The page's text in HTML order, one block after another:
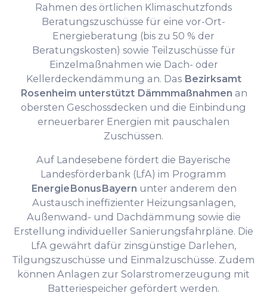
Rahmen des örtlichen Klimaschutzfonds
Beratungszuschüsse für eine vor-Ort-
Energieberatung (bis zu 50 % der
Beratungskosten) sowie Teilzuschüsse für
Einzelmaßnahmen wie Dach- oder
Kellerdeckendämmung an. Das Bezirksamt
Rosenheim unterstützt Dämmmaßnahmen an
obersten Geschossdecken und die Einbindung
erneuerbarer Energien mit pauschalen
Zuschüssen.
Auf Landesebene fördert die Bayerische
Landesförderbank (LfA) im Programm
EnergieBonusBayern unter anderem den
Austausch ineffizienter Heizungsanlagen,
Außenwand- und Dachdämmung sowie die
Erstellung individueller Sanierungsfahrpläne. Die
LfA gewährt dafür zinsgünstige Darlehen,
Tilgungszuschüsse und Einmalzuschüsse. Zudem
können Anlagen zur Solarstromerzeugung mit
Batteriespeicher gefördert werden.